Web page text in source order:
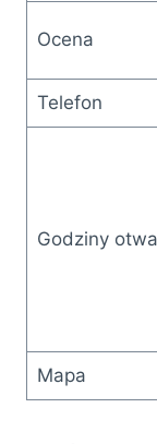
Ocena
Telefon
Godziny
Mapa